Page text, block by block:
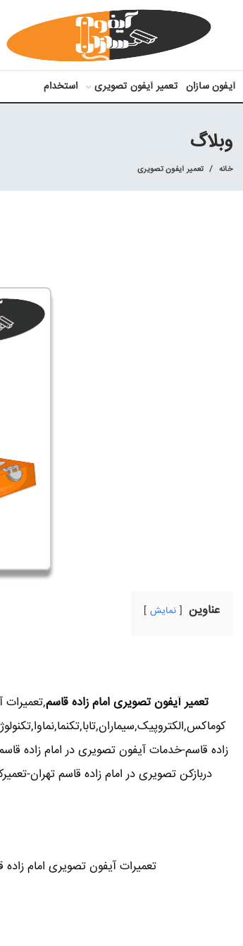
آیفون سازان تعمیر آیفون تصویری استخدام
وبلاگ
خانه تعمیر آیفون تصویری
عناوین نمایش
تعمیر آیفون تصویری امام زاده قاسم
زاده قاسم-خدمات آیفون تصویری در امام زاده
تعمیرات آیفون تصویری امام زاده